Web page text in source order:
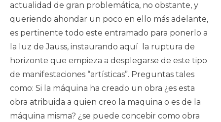
actualidad de gran problemática, no obstante, y
queriendo ahondar un poco en ello más adelante,
es pertinente todo este entramado para ponerlo a
la luz de Jauss, instaurando aquí la ruptura de
horizonte que empieza a desplegarse de este tipo
de manifestaciones “artísticas”. Preguntas tales
como: Si la máquina ha creado un obra ¿es esta
obra atribuida a quien creo la maquina o es de la
máquina misma? ¿se puede concebir como obra